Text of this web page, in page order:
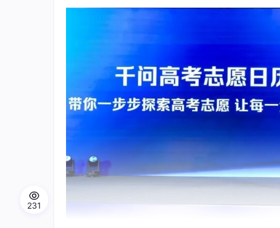
231